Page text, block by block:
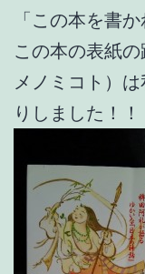
「この本を書
この本の表紙
メノミコト）
りしました！！